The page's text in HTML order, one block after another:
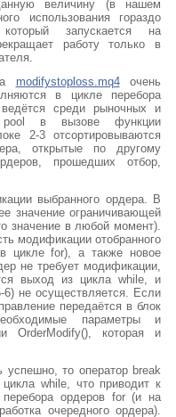
величину (в нашем
использования гораздо
запускается на
работу только в
modifystoploss.mq4очень
в цикле перебора
среди рыночных и
pool в вызове функции
2-3 отсортировываются
открытые по другому
прошедших отбор,
выбранного ордера. В
значение ограничивающей
значение в любой момент).
модификации отобранного
цикле for), а также новое
не требует модификации,
выход из цикла while, и
6) не осуществляется. Если
передаётся в блок
параметры и
OrderModify(), которая и
успешно, то оператор break
while, что приводит к
ордеров for (и на
очередного ордера).